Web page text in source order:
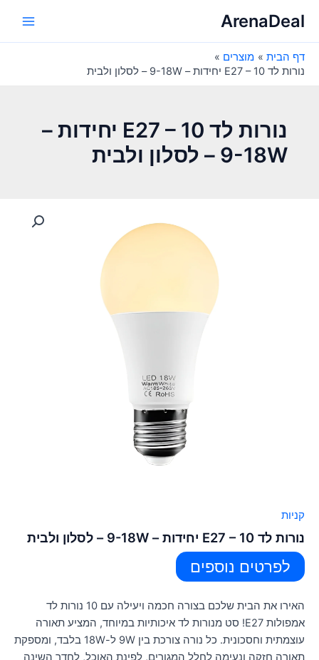
לתוכןArenaDeal
דף הבית
מוצרים
נורות לד E27 – 10 יחידות – 9-18W – לסלון ולבית
נורות לד E27 – 10 יחידות –
9-18W – לסלון ולבית
קניות
נורות לד E27 – 10 יחידות – 9-18W – לסלון ולבית
לפרטים נוספים
האירו את הבית שלכם בצורה חכמה ויעילה עם 10 נורות לד
אמפולות E27! סט מנורות לד איכותיות במיוחד, המציע תאורה
עוצמתית וחסכונית. כל נורה צורכת בין 9W ל-18W בלבד, ומספקת
תאורה חזקה ונעימה לחלל המגורים, לפינת האוכל, לחדר השינה